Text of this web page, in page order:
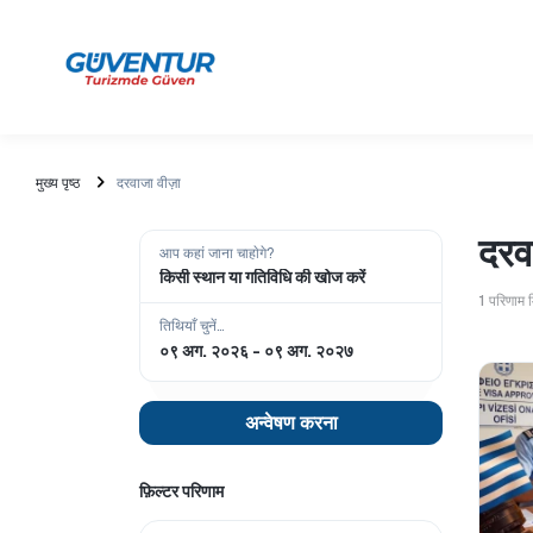
मुख्य पृष्ठ दरवाजा वीज़ा
आप कहां जाना चाहाेगे?
किसी स्थान या गतिविधि की खोज करें
तिथियाँ चुनें...
अन्वेषण करना
फ़िल्टर परिणाम
1 परिणाम